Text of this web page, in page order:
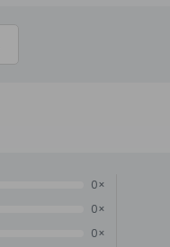
0×
0×
0×